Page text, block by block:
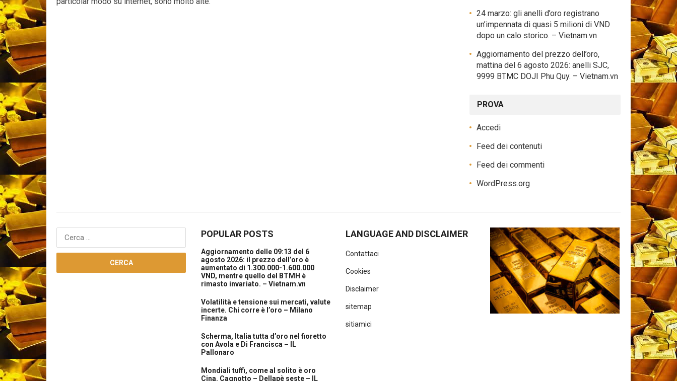
24 marzo: gli anelli d’oro registrano
un’impennata di quasi 5 milioni di VND
dopo un calo storico. – Vietnam.vn
Aggiornamento del prezzo dell’oro,
mattina del 6 agosto 2026: anelli SJC,
9999 BTMC DOJI Phu Quy. – Vietnam.vn
PROVA
Accedi
Feed dei contenuti
Feed dei commenti
WordPress.org
Ricerca
per:
POPULAR POSTS
Aggiornamento delle 09:13 del 6
agosto 2026: il prezzo dell’oro è
aumentato di 1.300.000-1.600.000
VND, mentre quello del BTMH è
rimasto invariato. – Vietnam.vn
Volatilità e tensione sui mercati, valute
incerte. Chi corre è l’oro – Milano
Finanza
Scherma, Italia tutta d’oro nel fioretto
con Avola e Di Francisca – IL
Pallonaro
Mondiali tuffi, come al solito è oro
Cina. Cagnotto – Dellapè seste – IL
LANGUAGE AND DISCLAIMER
Contattaci
Cookies
Disclaimer
sitemap
sitiamici